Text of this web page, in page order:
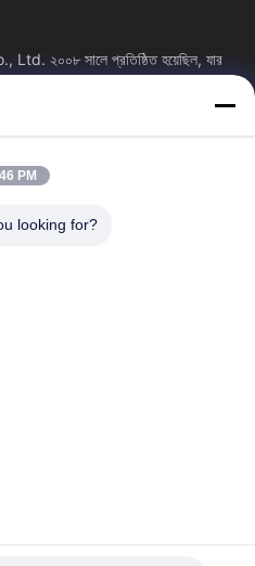
২০০৮ সালে প্রতিষ্ঠিত হয়েছিল, যার
ঝাংজিয়াগাং শহরে অবস্থিত। এটি...
আমাদের সম্পর্কে
মান নিয়ন্ত্রণ
PM
looking for?